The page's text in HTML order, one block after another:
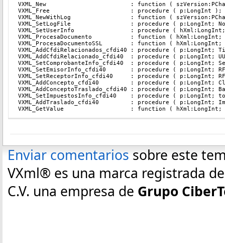
VXML_New                        : function (
VXML_Free                       : procedure ( p:LongInt );
VXML_NewWithLog                 : function (
VXML_SetLogFile                 : procedure ( p:LongInt;
VXML_SetUserInfo                : procedure (
VXML_ProcesaDocumento           : function (
VXML_ProcesaDocumentoSSL        : function (
VXML_AddCfdiRelacionados_cfdi40 : procedure ( p:LongInt;
VXML_AddCfdiRelacionado_cfdi40  : procedure ( p:LongInt;
VXML_SetComprobanteInfo_cfdi40  : procedure ( p:LongInt;
VXML_SetEmisorInfo_cfdi40       : procedure ( p:LongInt;
VXML_SetReceptorInfo_cfdi40     : procedure ( p:LongInt;
VXML_AddConcepto_cfdi40         : procedure ( p:LongInt;
VXML_AddConceptoTraslado_cfdi40 : procedure ( p:LongInt;
VXML_SetImpuestosInfo_cfdi40    : procedure ( p:LongInt;
VXML_AddTraslado_cfdi40         : procedure ( p:LongInt;
VXML_GetValue                   : function ( hXml:LongInt;
Enviar comentarios sobre este
VXml® es una marca registrada
C.V. una empresa de Grupo